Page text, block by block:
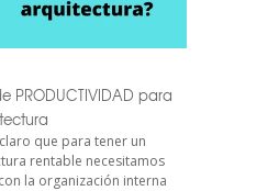
PRODUCTIVIDAD para
que para tener un
rentable necesitamos
la organización interna